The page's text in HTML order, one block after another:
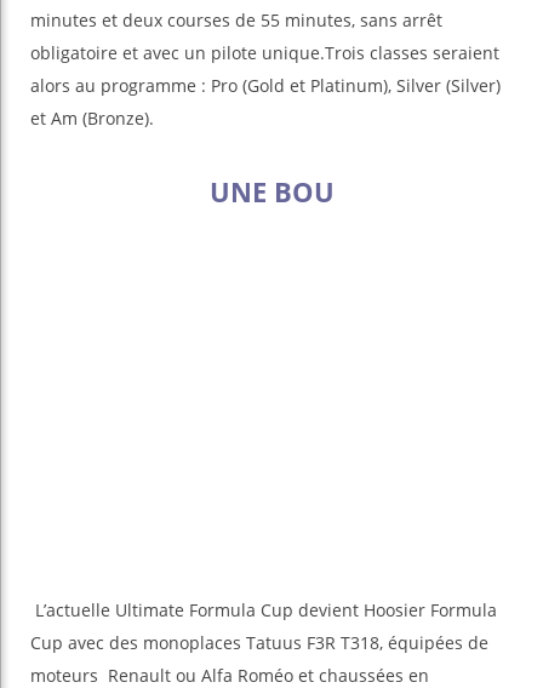
minutes et deux courses de 55 minutes, sans arrêt
obligatoire et avec un pilote unique.Trois classes seraient
alors au programme : Pro (Gold et Platinum), Silver (Silver)
et Am (Bronze).
UNE BOU
L’actuelle Ultimate Formula Cup devient Hoosier Formula
Cup avec des monoplaces Tatuus F3R T318, équipées de
moteurs Renault ou Alfa Roméo et chaussées en